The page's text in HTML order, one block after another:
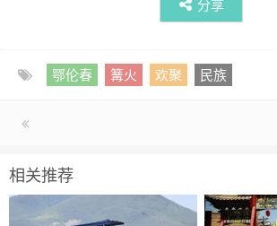
分享
鄂伦春 篝火 欢聚 民族
相关推荐